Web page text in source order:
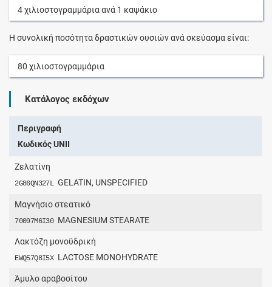
4χιλιοστογραμμάριαανά 1 καψάκιο
Η συνολική ποσότητα δραστικών ουσιών ανά σκεύασμα είναι:
80 χιλιοστογραμμάρια
Κατάλογος εκδόχων
Περιγραφή
Κωδικός UNII
Ζελατίνη
2G86QN327L GELATIN, UNSPECIFIED
Μαγνήσιο στεατικό
70097M6I30 MAGNESIUM STEARATE
Λακτόζη μονοϋδρική
EWQ57Q8I5X LACTOSE MONOHYDRATE
Άμυλο αραβοσίτου